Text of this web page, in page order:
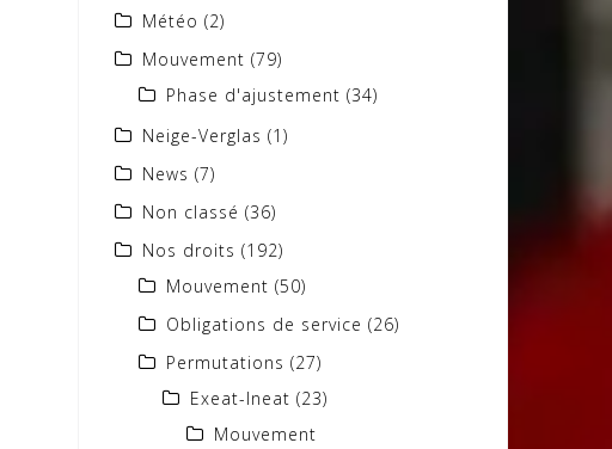
Météo (2)
Mouvement (79)
Phase d'ajustement (34)
Neige-Verglas (1)
News (7)
Non classé (36)
Nos droits (192)
Mouvement (50)
Obligations de service (26)
Permutations (27)
Exeat-Ineat (23)
Mouvement